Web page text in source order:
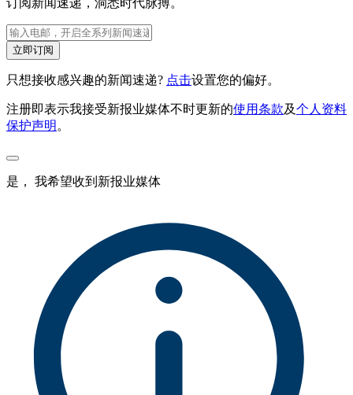
订阅新闻速递，洞悉时代脉搏。
立即订阅
只想接收感兴趣的新闻速递? 点击设置您的偏好。
注册即表示我接受新报业媒体不时更新的使用条款及个人资料
保护声明 。
是， 我希望收到新报业媒体